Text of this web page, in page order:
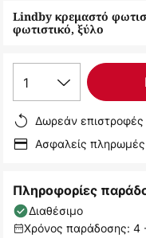
εικόνων
Lindby κρεμαστό
φωτιστικό, ξύλο
1
Δωρεάν
Ασφαλείς πληρωμές
Πληροφορίες
Διαθέσιμο
Χρόνος παράδοσης: 4